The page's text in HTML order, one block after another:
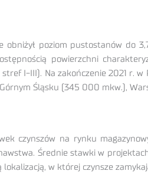
obniżył poziom pustostanów
powierzchni
I-III). Na zakończenie 2021 r.
Śląsku (345 000 mkw.),
czynszów na rynku
Średnie stawki w
w której czynsze